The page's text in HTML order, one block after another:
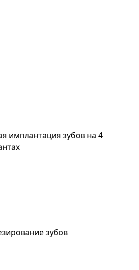
имплантация зубов на 4
зубов